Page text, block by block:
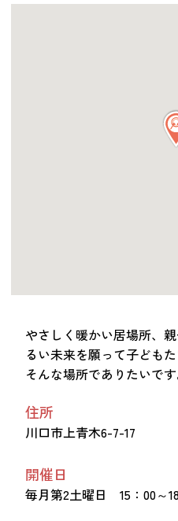
新着情報 音
やさしく暖かい居場所、
るい未来を願って子ども
そんな場所でありたいです
住所
川口市上青木6-7-17
開催日
毎月第2土曜日 15：00～